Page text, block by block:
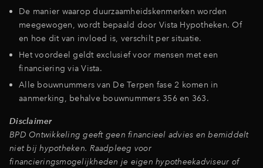
De manier waarop duurzaamheidskenmerken worden
meegewogen, wordt bepaald door Vista Hypotheken. Of
en hoe dit van invloed is, verschilt per situatie.
Het voordeel geldt exclusief voor mensen met een
financiering via Vista.
Alle bouwnummers van De Terpen fase 2 komen in
aanmerking, behalve bouwnummers 356 en 363.
Disclaimer
BPD Ontwikkeling geeft geen financieel advies en bemiddelt
niet bij hypotheken. Raadpleeg voor
financieringsmogelijkheden je eigen hypotheekadviseur of